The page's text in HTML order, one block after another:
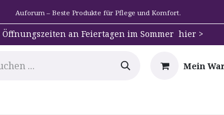
Auforum – Beste Produkte für Pflege und Komfort.
Öffnungszeiten an Feiertagen im Sommer hier >
Mein